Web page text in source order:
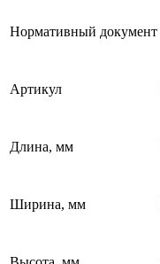
Нормативный документ
Артикул
Длина, мм
Ширина, мм